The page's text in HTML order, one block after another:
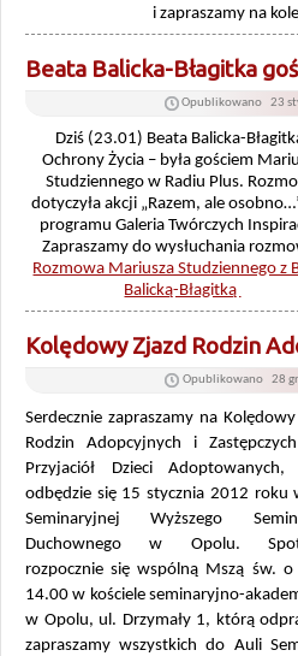
i zapraszamy na
Beata Balicka-Błagitka
Opublikowano 23
Dziś (23.01) Beata Balicka-
Ochrony Życia – była gościem
Studziennego w Radiu Plus.
dotyczyła akcji „Razem, ale
programu Galeria Twórczych
Zapraszamy do wysłuchania
Rozmowa Mariusza Studziennego z
Balicką-Błagitką
Kolędowy Zjazd Rodzin
Opublikowano 28
Serdecznie zapraszamy na
Rodzin Adopcyjnych i
Przyjaciół Dzieci
odbędzie się 15 stycznia 2012 roku
Seminaryjnej Wyższego
Duchownego w Opolu.
rozpocznie się wspólną Mszą św. o
14.00 w kościele seminaryjno-
w Opolu, ul. Drzymały 1, którą
zapraszamy wszystkich do Auli